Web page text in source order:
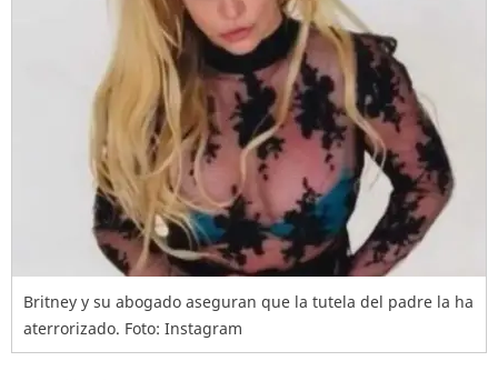
Britney y su abogado aseguran que la tutela del padre la ha
aterrorizado. Foto: Instagram